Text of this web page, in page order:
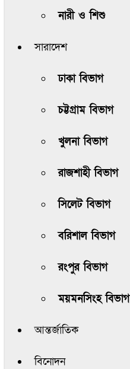
নারী ও শিশু
সারাদেশ
ঢাকা বিভাগ
চট্টগ্রাম বিভাগ
খুলনা বিভাগ
রাজশাহী বিভাগ
সিলেট বিভাগ
বরিশাল বিভাগ
রংপুর বিভাগ
ময়মনসিংহ বিভাগ
আন্তর্জাতিক
বিনোদন